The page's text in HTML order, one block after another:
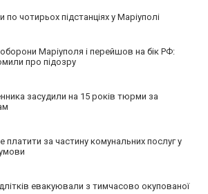
чотирьох підстанціях у Маріуполі
Маріуполя і перейшов на бік РФ:
про підозру
засудили на 15 років тюрми за
платити за частину комунальних послуг у
евакуювали з тимчасово окупованої